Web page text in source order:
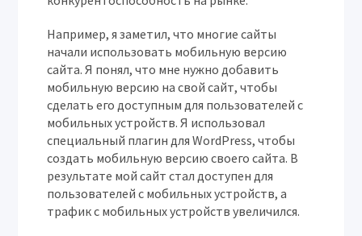
Например, я заметил, что многие сайты
начали использовать мобильную версию
сайта. Я понял, что мне нужно добавить
мобильную версию на свой сайт, чтобы
сделать его доступным для пользователей с
мобильных устройств. Я использовал
специальный плагин для WordPress, чтобы
создать мобильную версию своего сайта. В
результате мой сайт стал доступен для
пользователей с мобильных устройств, а
трафик с мобильных устройств увеличился.